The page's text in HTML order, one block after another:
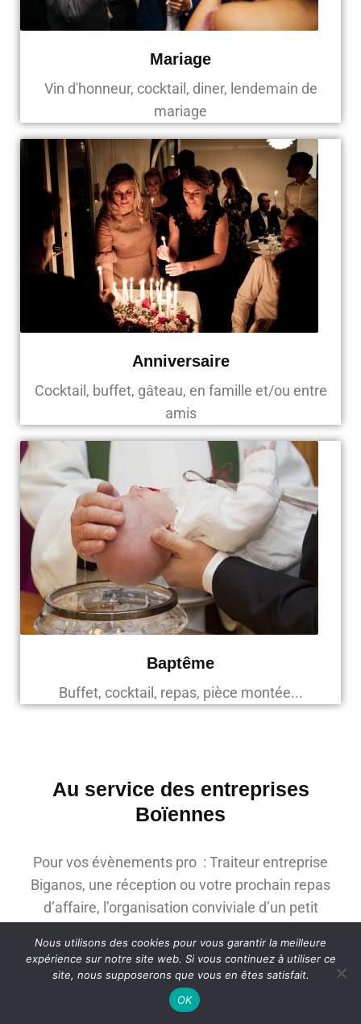
Mariage
Vin d'honneur, cocktail, diner, lendemain de
mariage
Anniversaire
Cocktail, buffet, gâteau, en famille et/ou entre
amis
Baptême
Buffet, cocktail, repas, pièce montée...
Au service des entreprises
Boïennes
Pour vos évènements pro : Traiteur entreprise
Biganos, une réception ou votre prochain repas
d’affaire, l’organisation conviviale d’un petit
avec la livraison ponctuelle de plateaux-repas ou
box lunch box. Service de brunch entreprise avec
mets sucrés et salés. Pour vos évènements
Nous utilisons des cookies pour vous garantir la meilleure
expérience sur notre site web. Si vous continuez à utiliser ce
site, nous supposerons que vous en êtes satisfait.
OK